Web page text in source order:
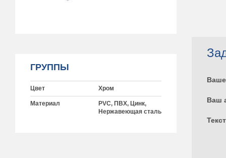
ГРУППЫ
Цвет Хром
Материал
PVC, ПВХ, Цинк,
Нержавеющая сталь
Ваш